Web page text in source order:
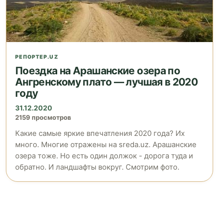
РЕПОРТЕР.UZ
Поездка на Арашанские озера по
Ангренскому плато — лучшая в 2020
году
31.12.2020
2159 просмотров
Какие самые яркие впечатления 2020 года? Их
много. Многие отражены на sreda.uz. Арашанские
озера тоже. Но есть один должок - дорога туда и
обратно. И ландшафты вокруг. Смотрим фото.